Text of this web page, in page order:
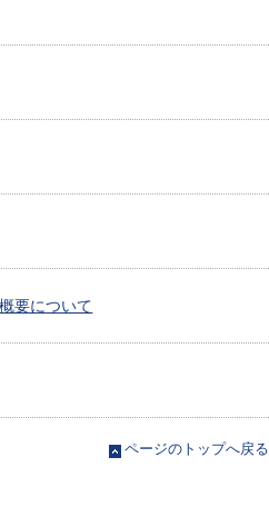
要について
ページのトップへ戻る